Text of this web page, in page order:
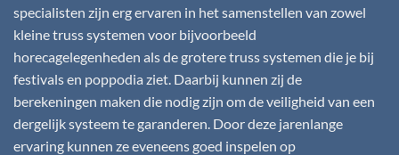
specialisten zijn erg ervaren in het samenstellen van zowel
kleine truss systemen voor bijvoorbeeld
horecagelegenheden als de grotere truss systemen die je bij
festivals en poppodia ziet. Daarbij kunnen zij de
berekeningen maken die nodig zijn om de veiligheid van een
dergelijk systeem te garanderen. Door deze jarenlange
ervaring kunnen ze eveneens goed inspelen op